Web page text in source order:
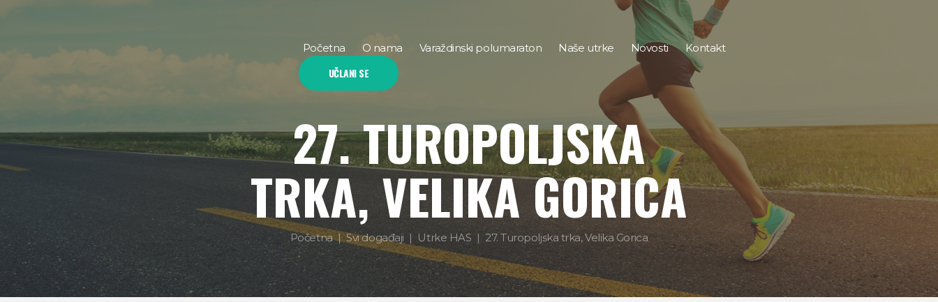
Početna O nama Varaždinski polumaraton Naše utrke Novosti Kontakt
UČLANI SE
27. TUROPOLJSKA
TRKA, VELIKA GORICA
Početna Svi događaji Utrke HAS 27. Turopoljska trka, Velika Gorica